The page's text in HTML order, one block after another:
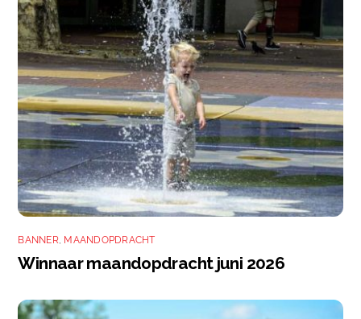
BANNER, MAANDOPDRACHT
Winnaar maandopdracht juni 2026